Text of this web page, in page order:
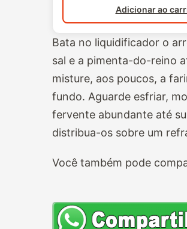
Adicionar ao
Bata no liquidificador o
sal e a pimenta-do-reino
misture, aos poucos, a
fundo. Aguarde esfriar,
fervente abundante até
distribua-os sobre um
Você também pode